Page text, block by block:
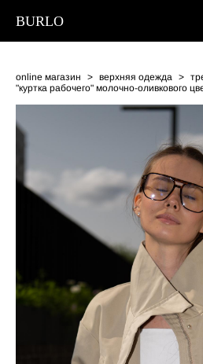
BURLO
online магазин > верхняя одежда >
"куртка рабочего" молочно-оливкового